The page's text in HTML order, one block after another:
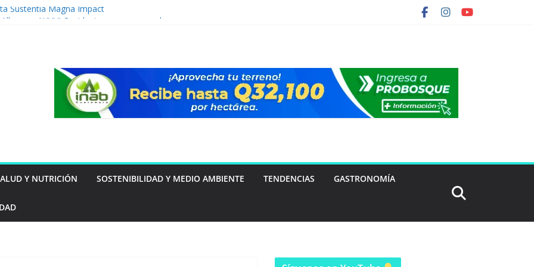
Sustentia Magna Impact
oportunidades de negocio
para enfrentar a Luka Plantić y
interino para Guatemala
visitarán la Feria de Jocotenango:
saber para disfrutarla sin
Y NUTRICIÓN SOSTENIBILIDAD Y MEDIO AMBIENTE TENDENCIAS GASTRONOMÍA